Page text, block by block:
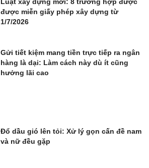
được miễn giấy phép xây dựng từ
1/7/2026
Gửi tiết kiệm mang tiền trực tiếp ra ngân
hàng là dại: Làm cách này dù ít cũng
hưởng lãi cao
Đổ dầu gió lên tỏi: Xử lý gọn cấn đề nam
và nữ đều gặp